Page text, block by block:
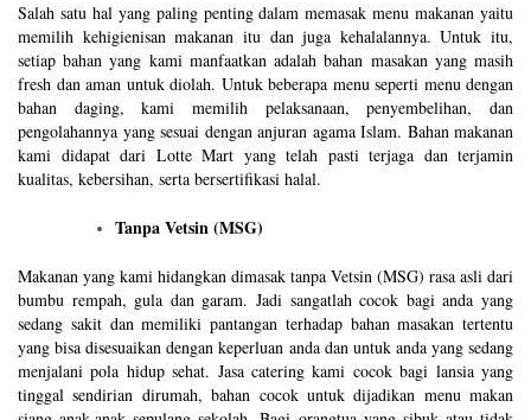
Salah satu hal yang paling penting dalam memasak menu makanan yaitu
memilih kehigienisan makanan itu dan juga kehalalannya. Untuk itu,
setiap bahan yang kami manfaatkan adalah bahan masakan yang masih
fresh dan aman untuk diolah. Untuk beberapa menu seperti menu dengan
bahan daging, kami memilih pelaksanaan, penyembelihan, dan
pengolahannya yang sesuai dengan anjuran agama Islam. Bahan makanan
kami didapat dari Lotte Mart yang telah pasti terjaga dan terjamin
kualitas, kebersihan, serta bersertifikasi halal.
Tanpa Vetsin (MSG)
Makanan yang kami hidangkan dimasak tanpa Vetsin (MSG) rasa asli dari
bumbu rempah, gula dan garam. Jadi sangatlah cocok bagi anda yang
sedang sakit dan memiliki pantangan terhadap bahan masakan tertentu
yang bisa disesuaikan dengan keperluan anda dan untuk anda yang sedang
menjalani pola hidup sehat. Jasa catering kami cocok bagi lansia yang
tinggal sendirian dirumah, bahan cocok untuk dijadikan menu makan